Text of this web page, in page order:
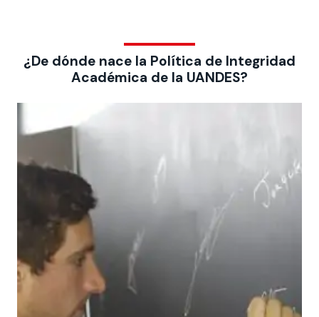
¿De dónde nace la Política de Integridad
Académica de la UANDES?